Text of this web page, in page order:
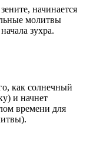
начинается
молитвы
зухра.
как солнечный
и начнет
времени для